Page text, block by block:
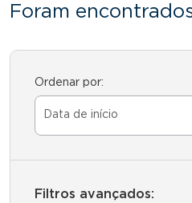
Foram
Ordenar por:
Filtros avançados: